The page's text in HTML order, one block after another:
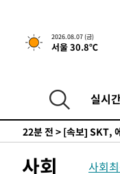
2026.08.07 (금)
서울 30.8℃
실시
-16175초 전 >축구협회
-14860초 전 >경찰, '홍
-204초 전 >
日방위성,
[속보] SKT,
32분 전 > [속보]합참 "
43분 전 >
[속보]7~9일
사회 사회